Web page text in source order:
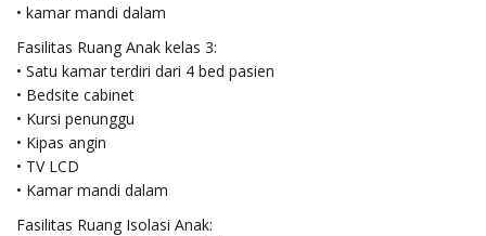
• kamar mandi dalam
Fasilitas Ruang Anak kelas 3:
• Satu kamar terdiri dari 4 bed pasien
• Bedsite cabinet
• Kursi penunggu
• Kipas angin
• TV LCD
• Kamar mandi dalam
Fasilitas Ruang Isolasi Anak: